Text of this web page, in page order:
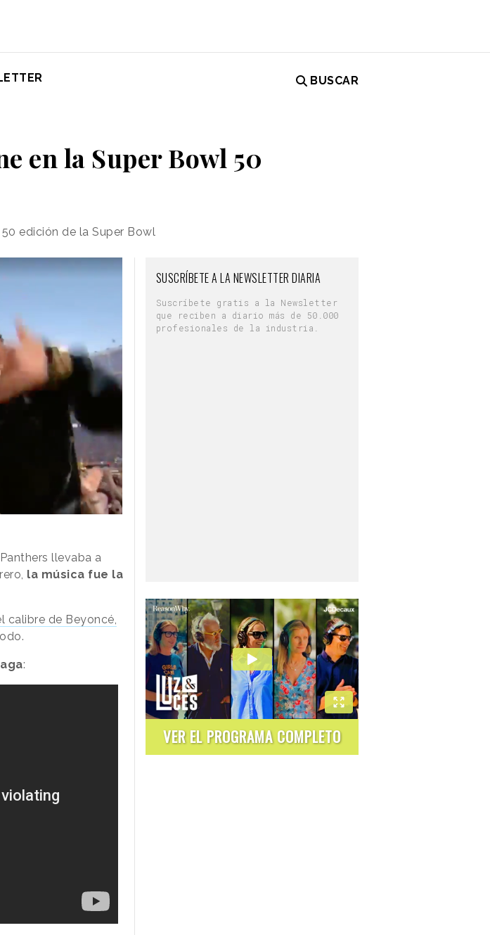
BUSCAR
en la Super Bowl 50
edición de la Super Bowl
llevaba a
la música fue la
calibre de Beyoncé,
:
SUSCRÍBETE A LA NEWSLETTER DIARIA
Suscríbete gratis a la Newsletter
que reciben a diario más de 50.000
profesionales de la industria.
VER EL PROGRAMA COMPLETO